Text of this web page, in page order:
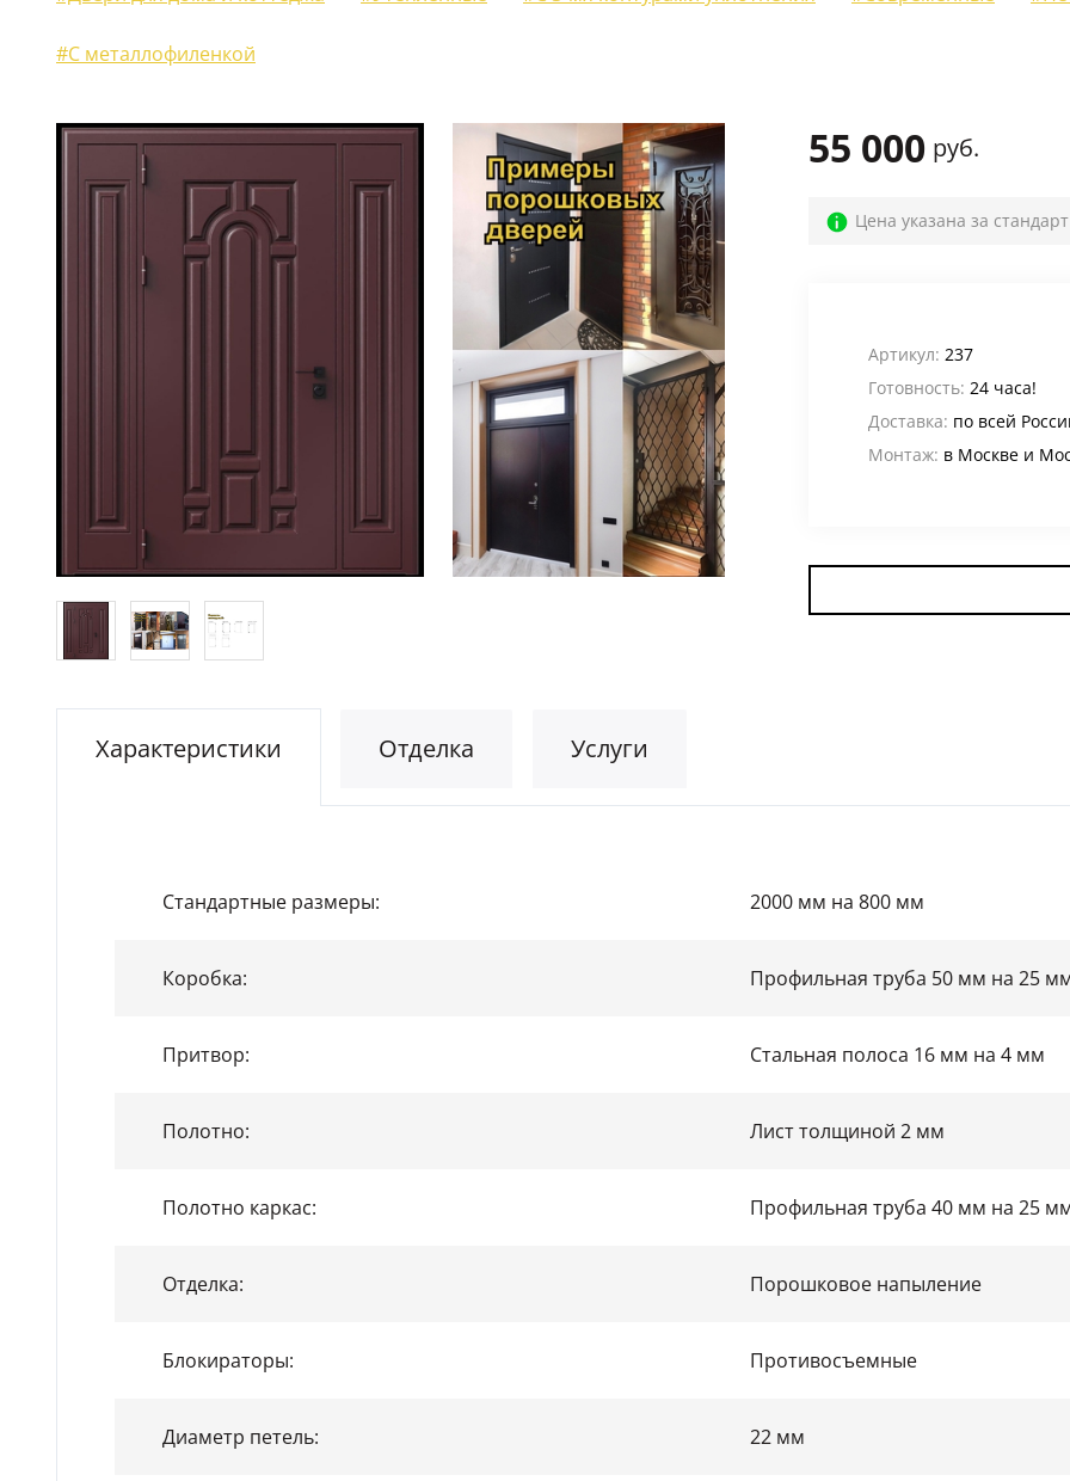
ЖАЛЮЗИЙНЫЕ СТАВНИ
Для офиса
Для кафе, баров и ресторанов
В магазин
В общий коридор
Промышленные
Для дачи
Входные группы
В лифтовые холлы
Для котельной
Для электрощитовой
Для гаража
#С металлофиленкой
55 000 руб.
Цена указана за
Артикул: 237
Готовность: 24 часа!
Доставка: по всей
Монтаж: в Москве и
Характеристики Отделка Услуги
Стандартные размеры: 2000 мм на 800 мм
Коробка: Профильная труба 50 мм на 25
Притвор: Стальная полоса 16 мм на 4 мм
Полотно: Лист толщиной 2 мм
Полотно каркас: Профильная труба 40 мм на 25
Отделка: Порошковое напыление
Блокираторы: Противосъемные
Диаметр петель: 22 мм